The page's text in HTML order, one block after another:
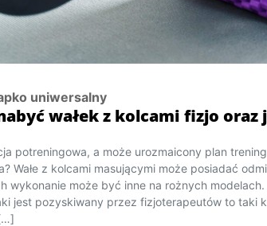
uniwersalny
wałek z kolcami fizjo
potreningowa, a może urozmaicony plan
Wałe z kolcami masującymi może posiadać
wykonanie może być inne na rożnych
jest pozyskiwany przez fizjoterapeutów to taki